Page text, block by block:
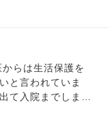
。妹は保育園トラ
きっと忘れてま
家にいてずるい」
るかもしれないし
うし、妹も当然の
らは生活保護を
と言われていま
て入院までしまし
です。 信心は大